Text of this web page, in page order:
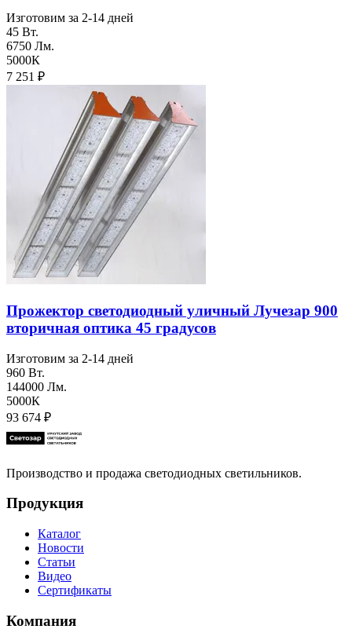
Изготовим за 2-14 дней
45 Вт.
6750 Лм.
5000К
7 251 ₽
Прожектор светодиодный уличный Лучезар 900
вторичная оптика 45 градусов
Изготовим за 2-14 дней
960 Вт.
144000 Лм.
5000К
93 674 ₽
Производство и продажа светодиодных светильников.
Продукция
Каталог
Новости
Статьи
Видео
Сертификаты
Компания